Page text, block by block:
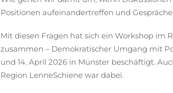
Positionen aufeinandertreffen und
Mit diesen Fragen hat sich ein Workshop im
zusammen – Demokratischer Umgang mit
und 14. April 2026 in Münster beschäftigt.
Region LenneSchiene war dabei.